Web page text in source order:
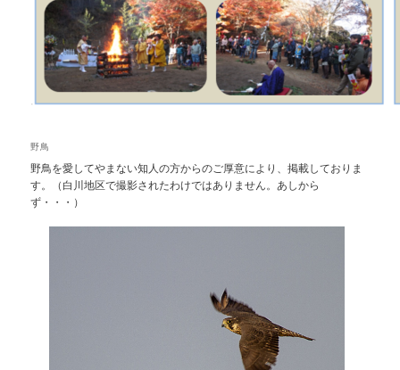
野鳥
野鳥を愛してやまない知人の方からのご厚意により、掲載しておりま
す。（白川地区で撮影されたわけではありません。あしから
ず・・・）